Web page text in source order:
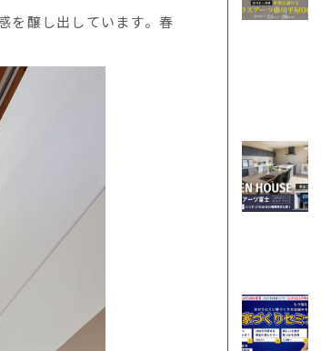
を醸し出しています。春